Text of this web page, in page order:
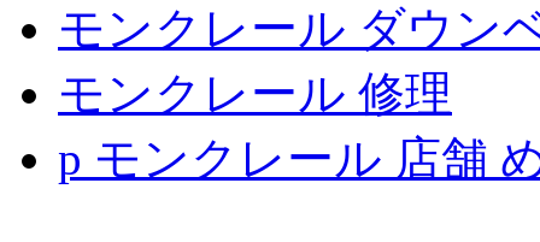
モンクレール ダウン
モンクレール 修理
p モンクレール 店舗